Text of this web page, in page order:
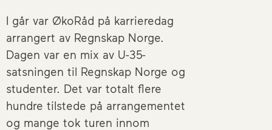
I går var ØkoRåd på karrieredag
arrangert av Regnskap Norge.
Dagen var en mix av U-35-
satsningen til Regnskap Norge og
studenter. Det var totalt flere
hundre tilstede på arrangementet
og mange tok turen innom